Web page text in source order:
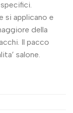
si applicano e
della
Il pacco
salone.